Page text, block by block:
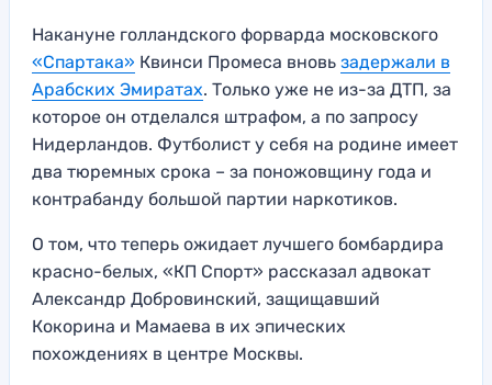
Накануне голландского форварда московского
«Спартака» Квинси Промеса вновь задержали в
Арабских Эмиратах. Только уже не из-за ДТП, за
которое он отделался штрафом, а по запросу
Нидерландов. Футболист у себя на родине имеет
два тюремных срока – за поножовщину года и
контрабанду большой партии наркотиков.
О том, что теперь ожидает лучшего бомбардира
красно-белых, «КП Спорт» рассказал адвокат
Александр Добровинский, защищавший
Кокорина и Мамаева в их эпических
похождениях в центре Москвы.